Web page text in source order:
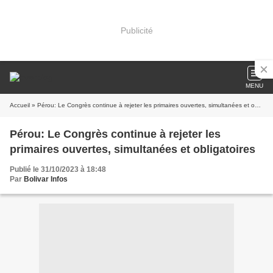
Publicité
MENU
Accueil » Pérou: Le Congrès continue à rejeter les primaires ouvertes, simultanées et obligatoires
Pérou: Le Congrès continue à rejeter les
primaires ouvertes, simultanées et obligatoires
Publié le 31/10/2023 à 18:48
Par Bolivar Infos